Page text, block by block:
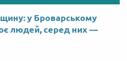
у Броварському
людей, серед них —